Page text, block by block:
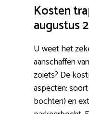
Kosten
augustus
U weet het
aanschaffen
zoiets? De
aspecten:
bochten) en